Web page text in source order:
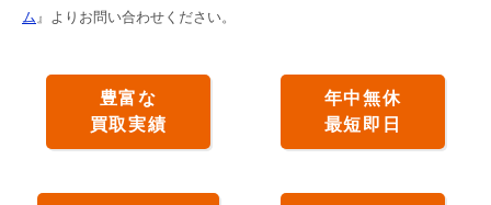
ム 』よりお問い合わせください。
豊富な
買取実績
年中無休
最短即日